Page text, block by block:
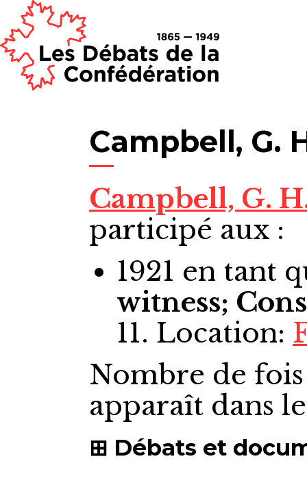
Campbell, G.
Campbell, G.
participé aux :
1921 en tant
witness;
11. Location:
Nombre de
apparaît dans
Débats et